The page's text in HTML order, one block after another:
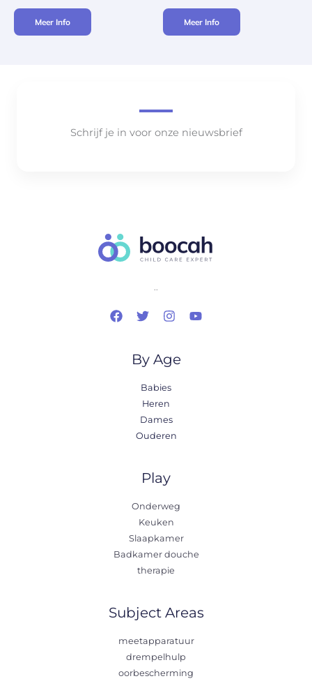
Meer Info Meer Info
Schrijf je in voor onze nieuwsbrief
..
By Age
Babies
Heren
Dames
Ouderen
Play
Onderweg
Keuken
Slaapkamer
Badkamer douche
therapie
Subject Areas
meetapparatuur
drempelhulp
oorbescherming